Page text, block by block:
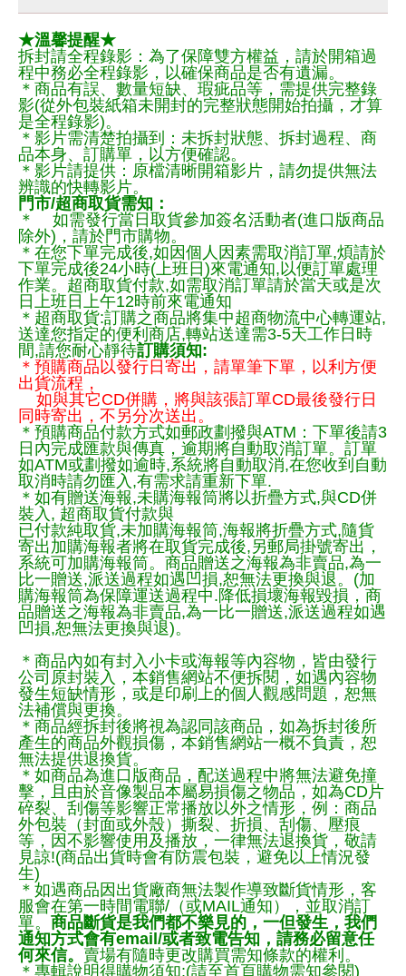
★溫馨提醒★
拆封請全程錄影：為了保障雙方權益，請於開箱過
程中務必全程錄影，以確保商品是否有遺漏。
＊商品有誤、數量短缺、瑕疵品等，需提供完整錄
影(從外包裝紙箱未開封的完整狀態開始拍攝，才算
是全程錄影)。
＊影片需清楚拍攝到：未拆封狀態、拆封過程、商
品本身、訂購單，以方便確認。
＊影片請提供：原檔清晰開箱影片，請勿提供無法
辨識的快轉影片。
門市/超商取貨需知：
＊ 如需發行當日取貨參加簽名活動者(進口版商品
除外)，請於門市購物。
＊在您下單完成後,如因個人因素需取消訂單,煩請於
下單完成後24小時(上班日)來電通知,以便訂單處理
作業。超商取貨付款,如需取消訂單請於當天或是次
日上班日上午12時前來電通知
＊超商取貨:訂購之商品將集中超商物流中心轉運站,
送達您指定的便利商店,轉站送達需3-5天工作日時
間,請您耐心靜待訂購須知:
＊預購商品以發行日寄出，請單筆下單，以利方便
出貨流程，
如與其它CD併購，將與該張訂單CD最後發行日
同時寄出，不另分次送出。
＊預購商品付款方式如郵政劃撥與ATM：下單後請3
日內完成匯款與傳真，逾期將自動取消訂單。訂單
如ATM或劃撥如逾時,系統將自動取消,在您收到自動
取消時請勿匯入,有需求請重新下單.
＊如有贈送海報,未購海報筒將以折疊方式,與CD併
裝入, 超商取貨付款與
已付款純取貨,未加購海報筒,海報將折疊方式,隨貨
寄出加購海報者將在取貨完成後,另郵局掛號寄出，
系統可加購海報筒。商品贈送之海報為非賣品,為一
比一贈送,派送過程如遇凹損,恕無法更換與退。(加
購海報筒為保障運送過程中.降低損壞海報毀損，商
品贈送之海報為非賣品,為一比一贈送,派送過程如遇
凹損,恕無法更換與退)。
＊商品內如有封入小卡或海報等內容物，皆由發行
公司原封裝入，本銷售網站不便拆閱，如遇內容物
發生短缺情形，或是印刷上的個人觀感問題，恕無
法補償與更換。
＊商品經拆封後將視為認同該商品，如為拆封後所
產生的商品外觀損傷，本銷售網站一概不負責，恕
無法提供退換貨。
＊如商品為進口版商品，配送過程中將無法避免撞
擊，且由於音像製品本屬易損傷之物品，如為CD片
碎裂、刮傷等影響正常播放以外之情形，例：商品
外包裝（封面或外殼）撕裂、折損、刮傷、壓痕
等，因不影響使用及播放，一律無法退換貨，敬請
見諒!(商品出貨時會有防震包裝，避免以上情況發
生)
＊如遇商品因出貨廠商無法製作導致斷貨情形，客
服會在第一時間電聯/（或MAIL通知），並取消訂
單。 商品斷貨是我們都不樂見的，一但發生，我們
通知方式會有email/或者致電告知，請務必留意任
何來信。 賣場有隨時更改購買需知條款的權利。
＊專輯說明得購物須知:(請至首頁購物需知參閱)